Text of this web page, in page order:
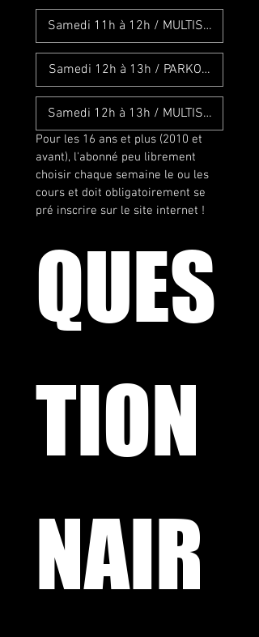
Samedi 11h à 12h / MULTISPORT
Samedi 12h à 13h / PARKOUR
Samedi 12h à 13h / MULTISPORT
Pour les 16 ans et plus (2010 et
avant), l'abonné peu librement
choisir chaque semaine le ou les
cours et doit obligatoirement se
pré inscrire sur le site internet !
QUES
TION
NAIR